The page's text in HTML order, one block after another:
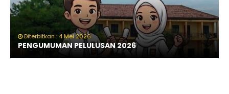
Diterbitkan : 4 Mei 2026
PENGUMUMAN PELULUSAN 2026